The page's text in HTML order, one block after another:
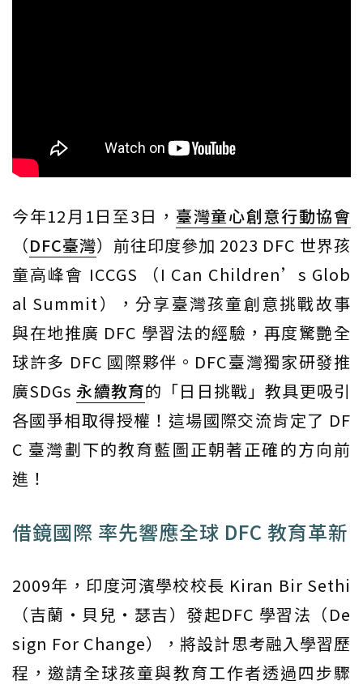
今年12月1日至3日， 臺灣童心創意行動協會
（DFC臺灣）前往印度參加 2023 DFC 世界孩
童高峰會 ICCGS （I Can Children’s Glob
al Summit），分享臺灣孩童創意挑戰故事
與在地推廣 DFC 學習法的經驗，再度驚艷全
球許多 DFC 國際夥伴。DFC臺灣獨家研發推
廣SDGs 永續教育的「日日挑戰」教具更吸引
各國爭相取得授權！這場國際交流肯定了 DF
C 臺灣劃下的教育藍圖正朝著正確的方向前
進！
借鏡國際 率先響應全球 DFC 教育革新
2009年，印度河濱學校校長 Kiran Bir Sethi
（吉蘭‧貝兒‧瑟吉）發起DFC 學習法（De
sign For Change），將設計思考融入學習歷
程，邀請全球孩童與教育工作者透過四步驟